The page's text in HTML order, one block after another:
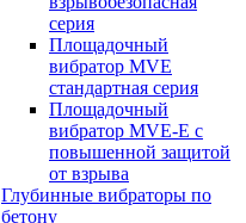
серия
Площадочный
вибратор MVE
стандартная серия
Площадочный
вибратор MVE-E с
повышенной защитой
от взрыва
Глубинные вибраторы по
бетону